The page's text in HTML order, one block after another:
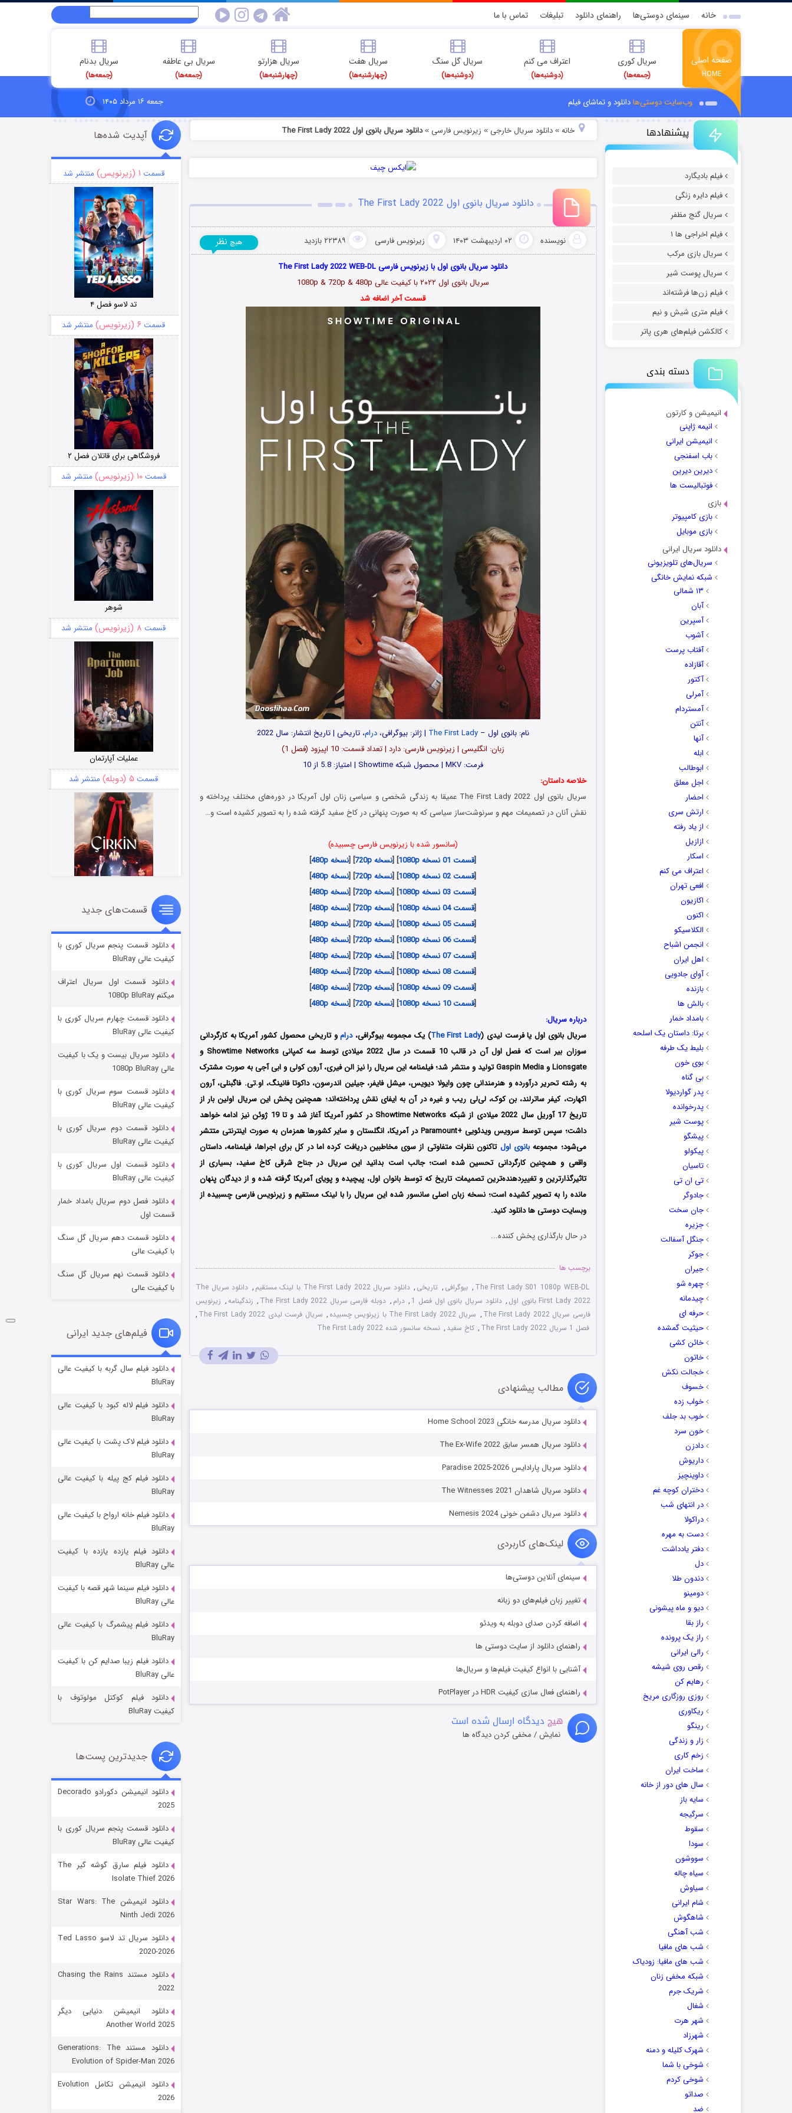
خانه سینمای دوستی‌ها راهنمای دانلود تبلیغات تماس با ما
صفحه اصلی
HOME
سریال کوری
(جمعه‌ها)
اعتراف می کنم
(دوشنبه‌ها)
سریال گل سنگ
(دوشنبه‌ها)
سریال هفت
(چهارشنبه‌ها)
سریال هزارتو
(چهارشنبه‌ها)
سریال بی عاطفه
(جمعه‌ها)
سریال بدنام
(جمعه‌ها)
وب‌سایت دوستی‌هادانلود و تماشای فیلم جمعه ۱۶ مرداد ۱۴۰۵
پیشنهادها
فیلم بادیگارد
فیلم دایره زنگی
سریال گنج مظفر
فیلم اخراجی ها ۱
سریال بازی مرکب
سریال پوست شیر
فیلم زن‌ها فرشته‌اند
فیلم متری شیش و نیم
کالکشن فیلم‌های هری پاتر
دسته بندی
انیمیشن و کارتون
انیمه ژاپنی
انیمیشن ایرانی
باب اسفنجی
دیرین دیرین
فوتبالیست ها
بازی
بازی کامپیوتر
بازی موبایل
دانلود سریال ایرانی
سریال‌های تلویزیونی
شبکه نمایش خانگی
۱۳ شمالی
آبان
آسپرین
آشوب
آفتاب پرست
آقازاده
آکتور
آمرلی
آمستردام
آنتن
آنها
ابله
ابوطالب
اجل معلق
احضار
ارتش سری
از یاد رفته
ازازیل
اسکار
اعتراف می کنم
افعی تهران
اکازیون
اکنون
الکلاسیکو
انجمن اشباح
اهل ایران
آوای جادویی
بازنده
بالش ها
بامداد خمار
برتا: داستان یک اسلحه
بلیط یک‌‌ طرفه
بوی خون
بی گناه
پدر گواردیولا
پدرخوانده
پوست شیر
پیشگو
پیکولو
تاسیان
تی ان تی
جادوگر
جان سخت
جزیره
جنگل آسفالت
جوکر
جیران
چهره شو
چیدمانه
حرفه ای
حیثیت گمشده
خائن کشی
خاتون
خجالت نکش
خسوف
خواب زده
خوب بد جلف
خون سرد
دادزن
داریوش
داوینچیز
دختران کوچه غم
در انتهای شب
دراکولا
دست به مهره
دفتر یادداشت
دل
دندون طلا
دومینو
دیو و ماه پیشونی
راز بقا
راز یک پرونده
رالی ایرانی
رقص روی شیشه
رهایم کن
روزی روزگاری مریخ
ریکاوری
رینگو
زار و زندگی
زخم کاری
ساخت ایران
سال های دور از خانه
سایه باز
سرگیجه
سقوط
سودا
سووشون
سیاه چاله
سیاوش
شام ایرانی
شاهگوش
شب آهنگی
شب های مافیا
شب های مافیا: زودیاک
شبکه مخفی زنان
شریک جرم
شغال
شهر هرت
شهرزاد
شهرک کلیله و دمنه
شوخی با شما
شوخی کردم
صداتو
ضد
خانه» دانلود سریال خارجی » زیرنویس فارسی »دانلود سریال بانوی اول The First Lady 2022
دانلود سریال بانوی اول The First Lady 2022
نویسنده ۰۲ اردیبهشت ۱۴۰۳ زیرنویس فارسی ۲۲۳۸۹ بازدید هیچ نظر
دانلود سریال بانوی اول با زیرنویس فارسی The First Lady 2022 WEB-DL
سریالبانوی اول ۲۰۲۲
با کیفیت عالی 1080p & 720p & 480p
قسمت آخر اضافه شد
نام: بانوی اول –The First Lady | ژانر: بیوگرافی،درام، تاریخی | تاریخ انتشار: سال 2022
زبان: انگلیسی | زیرنویس فارسی: دارد | تعداد قسمت‌: 10 اپیزود (فصل 1)
فرمت: MKV | محصول شبکه Showtime | امتیاز: 5.8 از 10
خلاصه داستان:
سریال بانوی اول The First Lady 2022 عمیقا به زندگی شخصی و سیاسی زنان اول آمریکا در دوره‌های مختلف پرداخته و
نقش آنان در تصمیمات مهم و سرنوشت‌ساز سیاسی که به صورت پنهانی در کاخ سفید گرفته شده را به تصویر کشیده است و…
(سانسور شده با زیرنویس فارسی چسبیده)
[قسمت 01 نسخه 1080p ] [نسخه 720p ] [نسخه 480p
]
[قسمت 02 نسخه 1080p ] [نسخه 720p ] [نسخه 480p
]
[قسمت 03 نسخه 1080p ] [نسخه 720p ] [نسخه 480p
]
[قسمت 04 نسخه 1080p ] [نسخه 720p ] [نسخه 480p
]
[قسمت 05 نسخه 1080p ] [نسخه 720p ] [نسخه 480p
]
[قسمت 06 نسخه 1080p ] [نسخه 720p ] [نسخه 480p
]
[قسمت 07 نسخه 1080p ] [نسخه 720p ] [نسخه 480p
]
[قسمت 08 نسخه 1080p ] [نسخه 720p ] [نسخه 480p
]
[قسمت 09 نسخه 1080p ] [نسخه 720p ] [نسخه 480p
]
[قسمت 10 نسخه 1080p ] [نسخه 720p ] [نسخه 480p
]
درباره سریال:
سریال بانوی اول یا فرست لیدی (The First Lady) یک مجموعه بیوگرافی،درامو تاریخی محصول کشور آمریکا به کارگردانی
سوزان بیر است که فصل اول آن در قالب 10 قسمت در سال 2022 میلادی توسط سه کمپانی Showtime Networks و
Lionsgate و Gaspin Media تولید و منتشر شد؛ فیلمنامه این سریال را نیز الن فیری، آرون کولی و ابی آجی به صورت مشترک
به رشته تحریر درآورده و هنرمندانی چون وایولا دیویس، میشل فایفر، جیلین اندرسون، داکوتا فانینگ،‌ او.تی. فاگبنلی، آرون
اکهارت، کیفر ساترلند، بن کوک، لی‌لی ریب و غیره در آن به ایفای نقش پرداخته‌اند؛ همچنین پخش این سریال اولین بار از
تاریخ 17 آوریل سال 2022 میلادی از شبکه Showtime Networks در کشور آمریکا آغاز شد و تا 19 ژوئن نیز ادامه خواهد
داشت؛ سپس توسط سرویس ویدئویی +Paramount در آمریکا، انگلستان و سایر کشورها همزمان به صورت اینترنتی متتشر
می‌شود؛ مجموعه بانوی اول تاکنون نظرات متفاوتی از سوی مخاطبین دریافت کرده اما در کل برای اجراها، فیلمنامه، داستان
واقعی و همچنین کارگردانی تحسین شده است؛ جالب است بدانید این سریال در جناح شرقی کاخ سفید، بسیاری از
تاثیرگذارترین و تغییردهنده‌ترین تصمیمات تاریخ که توسط بانوان اول، پیچیده و پویای آمریکا گرفته شده و از دیدگان پنهان
مانده را به تصویر کشیده است؛ نسخه زبان اصلی سانسور شده این سریال را با لینک مستقیم و زیرنویس فارسی چسبیده از
وبسایت دوستی ها دانلود کنید.
در حال بارگذاری پخش کننده...
برچسب ها
The First Lady S01 1080p WEB-DL
, بیوگرافی , تاریخی , دانلود سریال The First Lady 2022 با لینک مستقیم ,
دانلود سریال The
First Lady 2022 بانوی اول
, دانلود سریال بانوی اول فصل 1 , درام , دوبله فارسی سریال The First Lady 2022 , زندگینامه, زیرنویس
فارسی سریال The First Lady 2022
, سریال The First Lady 2022 با زیرنویس چسبیده , سریال فرست لیدی The First Lady 2022
,
فصل 1 سریال The First Lady 2022
, کاخ سفید , نسخه سانسور شده The First Lady 2022
مطالب پیشنهادی
دانلود سریال مدرسه خانگی Home School 2023
دانلود سریال همسر سابق The Ex-Wife 2022
دانلود سریال پارادایس Paradise 2025-2026
دانلود سریال شاهدان The Witnesses 2021
دانلود سریال دشمن خونی Nemesis 2024
لینک‌های کاربردی
سینمای آنلاین دوستی‌ها
تغییر زبان فیلم‌های دو زبانه
اضافه کردن صدای دوبله به ویدئو
راهنمای دانلود از سایت دوستی ها
آشنایی با انواع کیفیت فیلم‌ها و سریال‌ها
راهنمای فعال سازی کیفیت HDR در PotPlayer
هیچ دیدگاه ارسال شده است
نمایش / مخفی کردن دیدگاه ها
آپدیت شده‌ها
قسمت ۱ (زیرنویس) منتشر شد
تد لاسو فصل ۴
قسمت ۶ (زیرنویس) منتشر شد
فروشگاهی برای قاتلان فصل ۲
قسمت۱۰ (زیرنویس) منتشر شد
شوهر
قسمت ۸ (زیرنویس) منتشر شد
عملیات آپارتمان
قسمت ۵ (دوبله) منتشر شد
سریال زشت
قسمت۲ (زیرنویس) منتشر شد
مردگان متحرک: شهر مرده ۳
شکست استوارت در نجات جهان
قسمت ۷ (زیرنویس) منتشر شد
شوگر فصل ۲
قسمت
خاندان اژدها فصل ۳
جادوگری در مغولستان
قسمت ۶ (زیرنویس)
رویایی برای تو
قسمت
قسمت‌های جدید
دانلود قسمت پنجم سریال کوری با
کیفیت عالی BluRay
دانلود قسمت اول سریال اعتراف
میکنم 1080p BluRay
دانلود قسمت چهارم سریال کوری با
کیفیت عالی BluRay
دانلود سریال بیست و یک با کیفیت
عالی 1080p BluRay
دانلود قسمت سوم سریال کوری با
کیفیت عالی BluRay
دانلود قسمت دوم سریال کوری با
کیفیت عالی BluRay
دانلود قسمت اول سریال کوری با
کیفیت عالی BluRay
دانلود فصل دوم سریال بامداد خمار
قسمت اول
دانلود قسمت دهم سریال گل سنگ
با کیفیت عالی
دانلود قسمت نهم سریال گل سنگ
با کیفیت عالی
فیلم‌های جدید ایرانی
دانلود فیلم سال گربه با کیفیت عالی
BluRay
دانلود فیلم لاله کبود با کیفیت عالی
BluRay
دانلود فیلم لاک پشت با کیفیت عالی
BluRay
دانلود فیلم کج‌ پیله با کیفیت عالی
BluRay
دانلود فیلم خانه ارواح با کیفیت عالی
BluRay
دانلود فیلم یازده یازده با کیفیت
عالی BluRay
دانلود فیلم سینما شهر قصه با کیفیت
عالی BluRay
دانلود فیلم پیشمرگ با کیفیت عالی
BluRay
دانلود فیلم زیبا صدایم کن با کیفیت
عالی BluRay
دانلود فیلم کوکتل مولوتوف با
کیفیت BluRay
جدیدترین پست‌ها
دانلود انیمیشن دکورادو Decorado
2025
دانلود قسمت پنجم سریال کوری با
کیفیت عالی BluRay
دانلود فیلم سارق گوشه گیر The
Isolate Thief 2026
دانلود انیمیشن Star Wars: The
Ninth Jedi 2026
دانلود سریال تد لاسو Ted Lasso
2020-2026
دانلود مستند Chasing the Rains
2022
دانلود انیمیشن دنیایی دیگر
Another World 2025
دانلود مستند Generations: The
Evolution of Spider-Man 2026
دانلود انیمیشن تکامل Evolution
2026